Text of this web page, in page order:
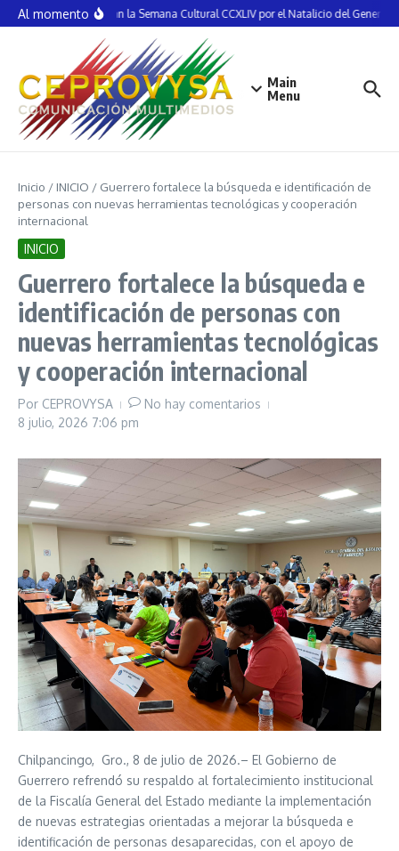
Saltar al contenido
Al momentoInauguran la Semana Cultural CCXLIV por el Natalicio del General
Main
Menu
Inicio / INICIO / Guerrero fortalece la búsqueda e identificación de
personas con nuevas herramientas tecnológicas y cooperación
internacional
INICIO
Guerrero fortalece la búsqueda e
identificación de personas con
nuevas herramientas tecnológicas
y cooperación internacional
Por CEPROVYSA
No hay comentarios
8 julio, 2026 7:06 pm
Chilpancingo, Gro., 8 de julio de 2026.– El Gobierno de
Guerrero refrendó su respaldo al fortalecimiento institucional
de la Fiscalía General del Estado mediante la implementación
de nuevas estrategias orientadas a mejorar la búsqueda e
identificación de personas desaparecidas, con el apoyo de